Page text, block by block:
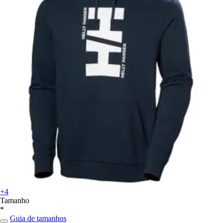
+4
Tamanho
*
Guia de tamanhos